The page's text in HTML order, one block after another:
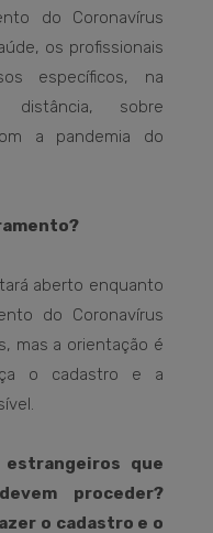
do Coronavírus
os profissionais
específicos, na
distância, sobre
a pandemia do
aberto enquanto
do Coronavírus
mas a orientação é
o cadastro e a
que
proceder?
o cadastro e o